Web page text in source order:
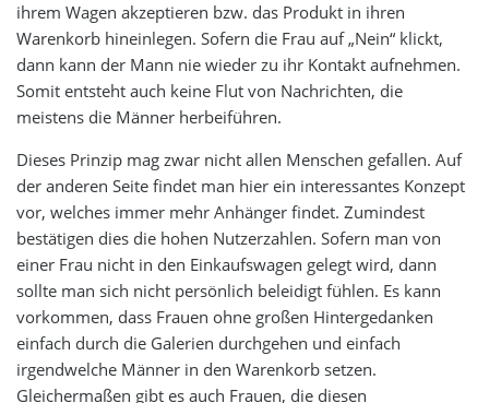
ihrem Wagen akzeptieren bzw. das Produkt in ihren
Warenkorb hineinlegen. Sofern die Frau auf „Nein“ klickt,
dann kann der Mann nie wieder zu ihr Kontakt aufnehmen.
Somit entsteht auch keine Flut von Nachrichten, die
meistens die Männer herbeiführen.
Dieses Prinzip mag zwar nicht allen Menschen gefallen. Auf
der anderen Seite findet man hier ein interessantes Konzept
vor, welches immer mehr Anhänger findet. Zumindest
bestätigen dies die hohen Nutzerzahlen. Sofern man von
einer Frau nicht in den Einkaufswagen gelegt wird, dann
sollte man sich nicht persönlich beleidigt fühlen. Es kann
vorkommen, dass Frauen ohne großen Hintergedanken
einfach durch die Galerien durchgehen und einfach
irgendwelche Männer in den Warenkorb setzen.
Gleichermaßen gibt es auch Frauen, die diesen